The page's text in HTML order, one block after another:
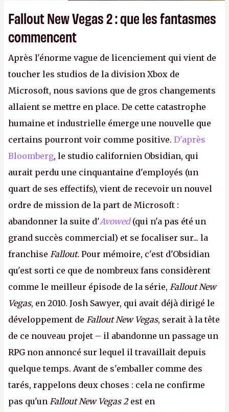
Fallout New Vegas 2 : que les fantasmes
commencent
Après l'énorme vague de licenciement qui vient de
toucher les studios de la division Xbox de
Microsoft, nous savions que de gros changements
allaient se mettre en place. De cette catastrophe
humaine et industrielle émerge une nouvelle que
certains pourront voir comme positive. D'après
Bloomberg, le studio californien Obsidian, qui
aurait perdu une cinquantaine d'employés (un
quart de ses effectifs), vient de recevoir un nouvel
ordre de mission de la part de Microsoft :
abandonner la suite d'Avowed(qui n'a pas été un
grand succès commercial) et se focaliser sur... la
franchise Fallout. Pour mémoire, c'est d'Obsidian
qu'est sorti ce que de nombreux fans considèrent
comme le meilleur épisode de la série, Fallout New
Vegas, en 2010. Josh Sawyer, qui avait déjà dirigé le
développement de Fallout New Vegas, serait à la tête
de ce nouveau projet – il abandonne un passage un
RPG non annoncé sur lequel il travaillait depuis
quelque temps. Avant de s'emballer comme des
tarés, rappelons deux choses : cela ne confirme
pas qu'un Fallout New Vegas 2est en